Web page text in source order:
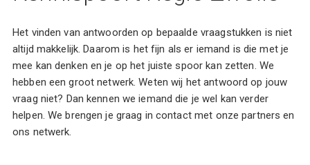
Het vinden van antwoorden op bepaalde vraagstukken is niet
altijd makkelijk. Daarom is het fijn als er iemand is die met je
mee kan denken en je op het juiste spoor kan zetten. We
hebben een groot netwerk. Weten wij het antwoord op jouw
vraag niet? Dan kennen we iemand die je wel kan verder
helpen. We brengen je graag in contact met onze partners en
ons netwerk.